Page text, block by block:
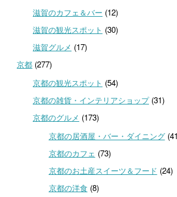
滋賀のカフェ＆バー (12)
滋賀の観光スポット (30)
滋賀グルメ (17)
京都 (277)
京都の観光スポット (54)
京都の雑貨・インテリアショップ(31)
京都のグルメ (173)
京都の居酒屋・バー・ダイニング
京都のカフェ (73)
京都のお土産スイーツ＆フード (24)
京都の洋食 (8)